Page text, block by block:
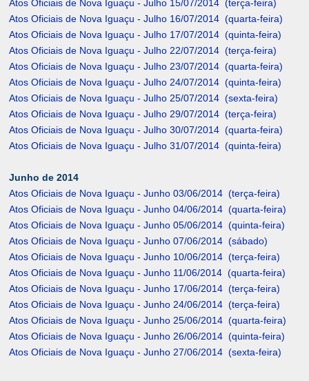
Atos Oficiais de Nova Iguaçu - Julho 15/07/2014 (terça-feira)
Atos Oficiais de Nova Iguaçu - Julho 16/07/2014 (quarta-feira)
Atos Oficiais de Nova Iguaçu - Julho 17/07/2014 (quinta-feira)
Atos Oficiais de Nova Iguaçu - Julho 22/07/2014 (terça-feira)
Atos Oficiais de Nova Iguaçu - Julho 23/07/2014 (quarta-feira)
Atos Oficiais de Nova Iguaçu - Julho 24/07/2014 (quinta-feira)
Atos Oficiais de Nova Iguaçu - Julho 25/07/2014 (sexta-feira)
Atos Oficiais de Nova Iguaçu - Julho 29/07/2014 (terça-feira)
Atos Oficiais de Nova Iguaçu - Julho 30/07/2014 (quarta-feira)
Atos Oficiais de Nova Iguaçu - Julho 31/07/2014 (quinta-feira)
Junho de 2014
Atos Oficiais de Nova Iguaçu - Junho 03/06/2014 (terça-feira)
Atos Oficiais de Nova Iguaçu - Junho 04/06/2014 (quarta-feira)
Atos Oficiais de Nova Iguaçu - Junho 05/06/2014 (quinta-feira)
Atos Oficiais de Nova Iguaçu - Junho 07/06/2014 (sábado)
Atos Oficiais de Nova Iguaçu - Junho 10/06/2014 (terça-feira)
Atos Oficiais de Nova Iguaçu - Junho 11/06/2014 (quarta-feira)
Atos Oficiais de Nova Iguaçu - Junho 17/06/2014 (terça-feira)
Atos Oficiais de Nova Iguaçu - Junho 24/06/2014 (terça-feira)
Atos Oficiais de Nova Iguaçu - Junho 25/06/2014 (quarta-feira)
Atos Oficiais de Nova Iguaçu - Junho 26/06/2014 (quinta-feira)
Atos Oficiais de Nova Iguaçu - Junho 27/06/2014 (sexta-feira)